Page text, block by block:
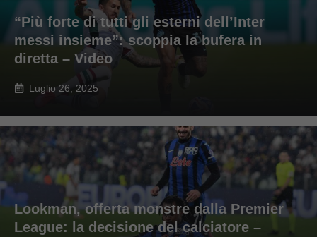
“Più forte di tutti gli esterni dell’Inter
messi insieme”: scoppia la bufera in
diretta – Video
Luglio 26, 2025
Lookman, offerta monstre dalla Premier
League: la decisione del calciatore –